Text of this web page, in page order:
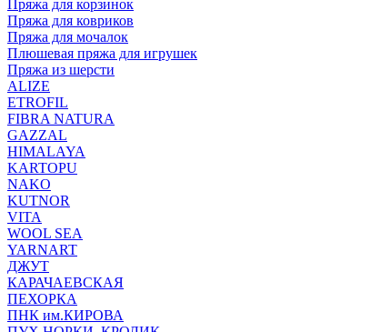
Пряжа для корзинок
Пряжа для ковриков
Пряжа для мочалок
Плюшевая пряжа для игрушек
Пряжа из шерсти
ALIZE
ETROFIL
FIBRA NATURA
GAZZAL
HIMALAYA
KARTOPU
NAKO
KUTNOR
VITA
WOOL SEA
YARNART
ДЖУТ
КАРАЧАЕВСКАЯ
ПЕХОРКА
ПНК им.КИРОВА